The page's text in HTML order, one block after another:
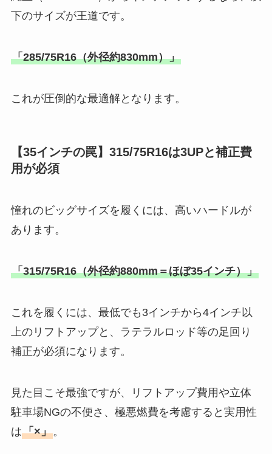
下のサイズが王道です。
「285/75R16（外径約830mm）」
これが圧倒的な最適解となります。
【35インチの罠】315/75R16は3UPと補正費
用が必須
憧れのビッグサイズを履くには、高いハードルが
あります。
「315/75R16（外径約880mm＝ほぼ35インチ）」
これを履くには、最低でも3インチから4インチ以
上のリフトアップと、ラテラルロッド等の足回り
補正が必須になります。
見た目こそ最強ですが、リフトアップ費用や立体
駐車場NGの不便さ、極悪燃費を考慮すると実用性
は「×」。